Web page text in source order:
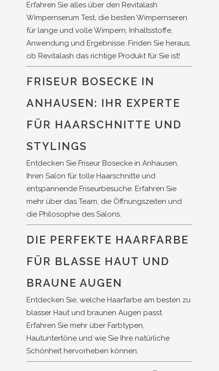
Erfahren Sie alles über den Revitalash
Wimpernserum Test, die besten Wimpernseren
für lange und volle Wimpern, Inhaltsstoffe,
Anwendung und Ergebnisse. Finden Sie heraus,
ob Revitalash das richtige Produkt für Sie ist!
FRISEUR BOSECKE IN
ANHAUSEN: IHR EXPERTE
FÜR HAARSCHNITTE UND
STYLINGS
Entdecken Sie Friseur Bosecke in Anhausen,
Ihren Salon für tolle Haarschnitte und
entspannende Friseurbesuche. Erfahren Sie
mehr über das Team, die Öffnungszeiten und
die Philosophie des Salons.
DIE PERFEKTE HAARFARBE
FÜR BLASSE HAUT UND
BRAUNE AUGEN
Entdecken Sie, welche Haarfarbe am besten zu
blasser Haut und braunen Augen passt.
Erfahren Sie mehr über Farbtypen,
Hautuntertöne und wie Sie Ihre natürliche
Schönheit hervorheben können.